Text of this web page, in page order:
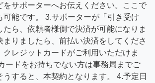
をサポーターへお伝えください。ここで
可能です。 3.サポーターが「引き受け
たら、依頼者様側で決済が可能になりま
まりましたら、前払い決済をしてくださ
クレジットカードがご利用いただけま
ードをお持ちでない方は事務局までご
すると、本契約となります。 4.予定日